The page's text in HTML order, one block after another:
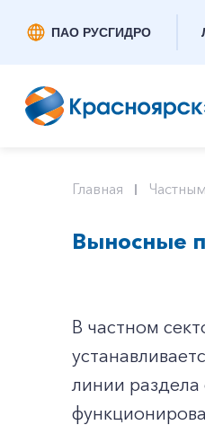
ПАО РУСГИДРО
Главная
Выносные
В частном
линии